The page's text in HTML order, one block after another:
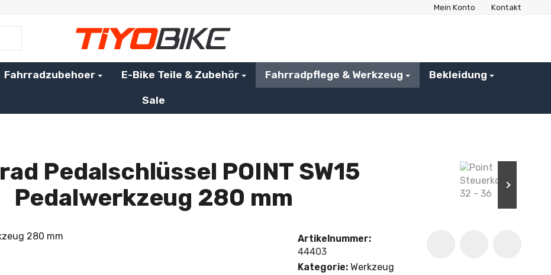
Mein Konto Kontakt
Fahrradzubehoer E-Bike Teile & Zubehör Fahrradpflege & Werkzeug Bekleidung
Sale
Pedalschlüssel POINT SW15
Pedalwerkzeug 280 mm
Artikelnummer:
44403
Kategorie:Werkzeug